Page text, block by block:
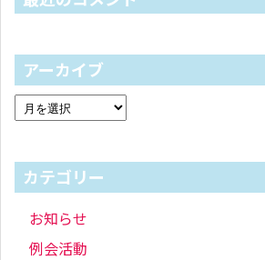
アーカイブ
カテゴリー
お知らせ
例会活動